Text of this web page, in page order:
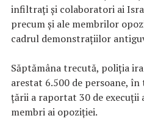
infiltraţi şi colaboratori ai
precum şi ale membrilor
cadrul demonstraţiilor
Săptămâna trecută, poliţia
arestat 6.500 de persoane,
ţării a raportat 30 de execuţii
membri ai opoziţiei.